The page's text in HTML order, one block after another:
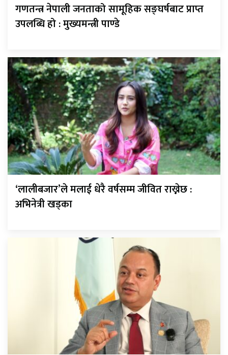
गणतन्त्र नेपाली जनताको सामूहिक सङ्घर्षबाट प्राप्त
उपलब्धि हो : मुख्यमन्त्री पाण्डे
‘लालीबजार’ले मलाई धेरै वर्षसम्म जीवित राख्नेछ :
अभिनेत्री खड्का